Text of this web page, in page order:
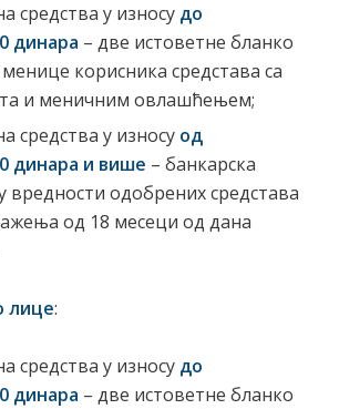
средства у износу до
динара – две истоветне бланко
корисника средстава са
и меничним овлашћењем;
средства у износуод
динара и више – банкарска
вредности одобрених средстaва
од 18 месеци од дана
лице:
средства у износу до
динара – две истоветне бланко